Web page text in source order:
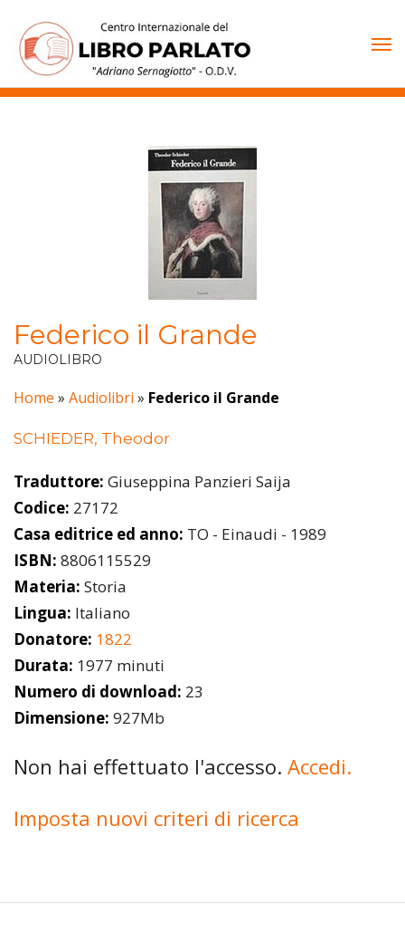
contenuto
Federico il Grande
AUDIOLIBRO
Home » Audiolibri » Federico il Grande
SCHIEDER, Theodor
Traduttore: Giuseppina Panzieri Saija
Codice: 27172
Casa editrice ed anno: TO - Einaudi - 1989
ISBN: 8806115529
Materia: Storia
Lingua: Italiano
Donatore: 1822
Durata: 1977 minuti
Numero di download: 23
Dimensione: 927Mb
Non hai effettuato l'accesso. Accedi.
Imposta nuovi criteri di ricerca